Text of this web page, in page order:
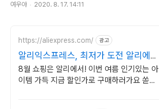
여우야 2020. 8. 17. 14:11
https://aliexpress.com/ 광고
알리익스프레스, 최저가 도전 알리에서
8월혜택 바로 받기
8월 쇼핑은 알리에서! 이번 여름 인기있는 아
이템 가득 지금 할인가로 구매하러가요 쏟아